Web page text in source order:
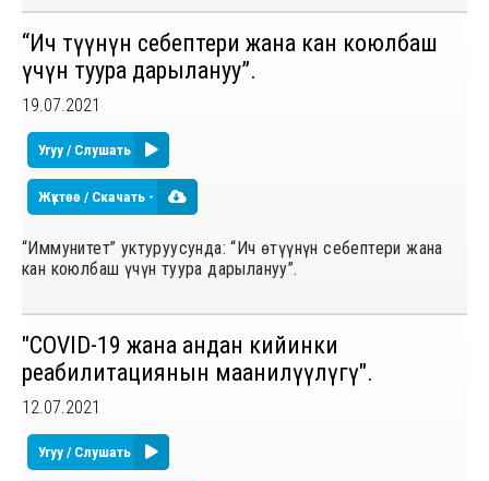
“Ич ѳтүүнүн себептери жана кан коюлбаш
үчүн туура дарылануу”.
19.07.2021
Угуу / Слушать
Жүктөө / Скачать -
“Иммунитет” уктуруусунда: “Ич ѳтүүнүн себептери жана
кан коюлбаш үчүн туура дарылануу”.
"COVID-19 жана андан кийинки
реабилитациянын маанилүүлүгү".
12.07.2021
Угуу / Слушать